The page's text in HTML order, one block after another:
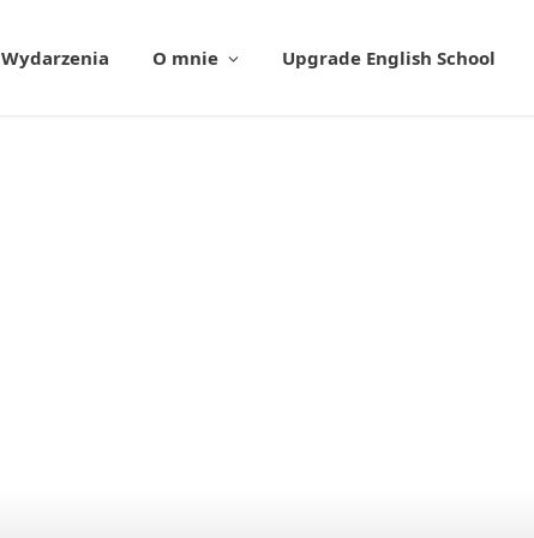
Wydarzenia O mnie Upgrade English School